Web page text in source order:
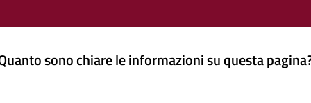
sono chiare le informazioni su questa